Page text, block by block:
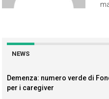
NEWS
Demenza: numero verde di
per i caregiver